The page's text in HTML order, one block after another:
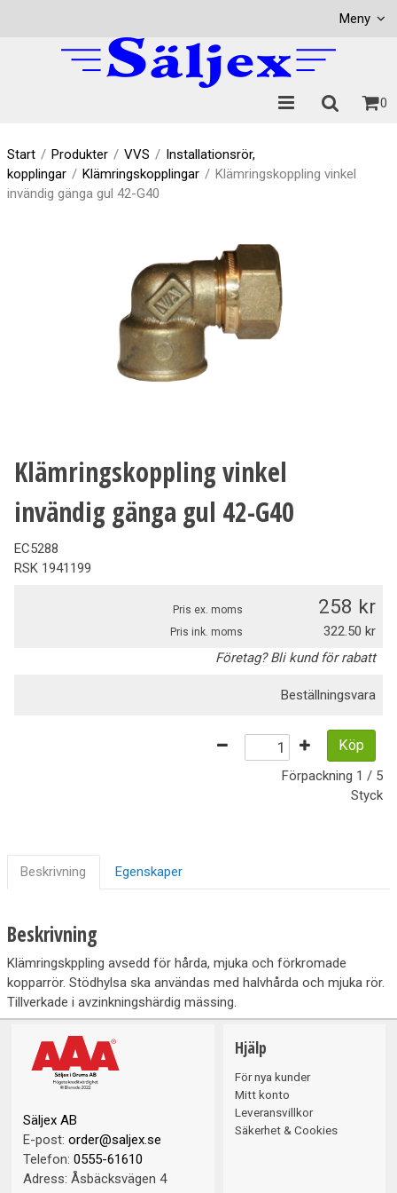
Meny
0
Start / Produkter / VVS / Installationsrör,
kopplingar / Klämringskopplingar / Klämringskoppling vinkel
invändig gänga gul 42-G40
Klämringskoppling vinkel
invändig gänga gul 42-G40
EC5288
RSK 1941199
Pris ex. moms 258
Pris ink. moms
322.50
Företag? Bli kund för rabatt
Beställningsvara
Köp
Förpackning 1 / 5
Styck
Beskrivning Egenskaper
Beskrivning
Klämringskppling avsedd för hårda, mjuka och förkromade
kopparrör. Stödhylsa ska användas med halvhårda och mjuka rör.
Tillverkade i avzinkningshärdig mässing.
Säljex AB
E-post: order@saljex.se
Telefon: 0555-61610
Adress: Åsbäcksvägen 4
Hjälp
För nya kunder
Mitt konto
Leveransvillkor
Säkerhet & Cookies